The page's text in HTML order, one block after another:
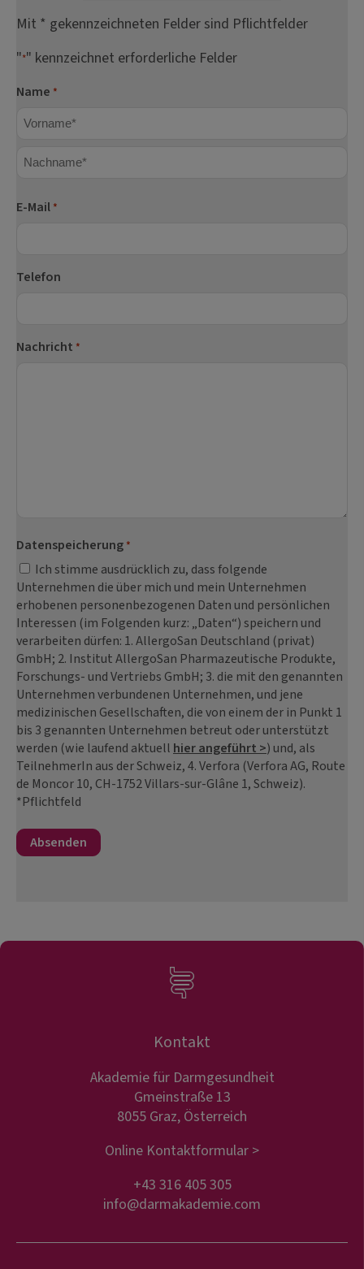
Mit * gekennzeichneten Felder sind Pflichtfelder
"*" kennzeichnet erforderliche Felder
Name *
E-Mail *
Telefon
Nachricht *
Datenspeicherung *
Ich stimme ausdrücklich zu, dass folgende
Unternehmen die über mich und mein Unternehmen
erhobenen personenbezogenen Daten und persönlichen
Interessen (im Folgenden kurz: „Daten“) speichern und
verarbeiten dürfen: 1. AllergoSan Deutschland (privat)
GmbH; 2. Institut AllergoSan Pharmazeutische Produkte,
Forschungs- und Vertriebs GmbH; 3. die mit den genannten
Unternehmen verbundenen Unternehmen, und jene
medizinischen Gesellschaften, die von einem der in Punkt 1
bis 3 genannten Unternehmen betreut oder unterstützt
werden (wie laufend aktuell hier angeführt >) und, als
TeilnehmerIn aus der Schweiz, 4. Verfora (Verfora AG, Route
de Moncor 10, CH-1752 Villars-sur-Glâne 1, Schweiz).
*Pflichtfeld
Kontakt
Akademie für Darmgesundheit
Gmeinstraße 13
8055 Graz, Österreich
Online Kontaktformular >
+43 316 405 305
info@darmakademie.com